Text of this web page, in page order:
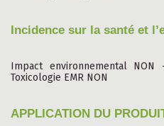
Incidence sur la santé et
Impact environnemental
Toxicologie EMR NON
APPLICATION DU